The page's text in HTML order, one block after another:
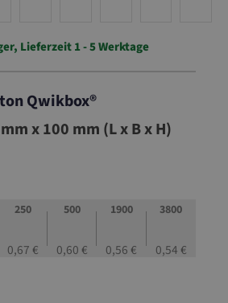
Lieferzeit 1 - 5 Werktage
Qwikbox®
x 100 mm (L x B x H)
250
0,67 €
500
0,60 €
1900
0,56 €
3800
0,54 €